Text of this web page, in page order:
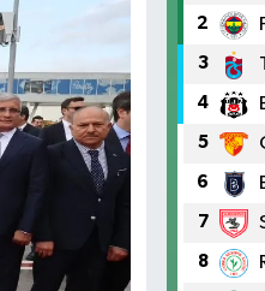
2
3
4
5
6
7
8